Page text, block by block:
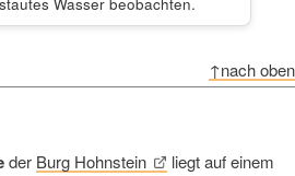
↑nach oben
der Burg Hohnstein
liegt auf einem